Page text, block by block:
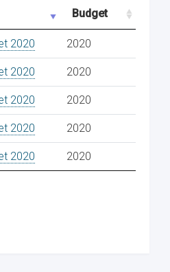
Budget
2020 2020
2020 2020
2020 2020
2020 2020
2020 2020